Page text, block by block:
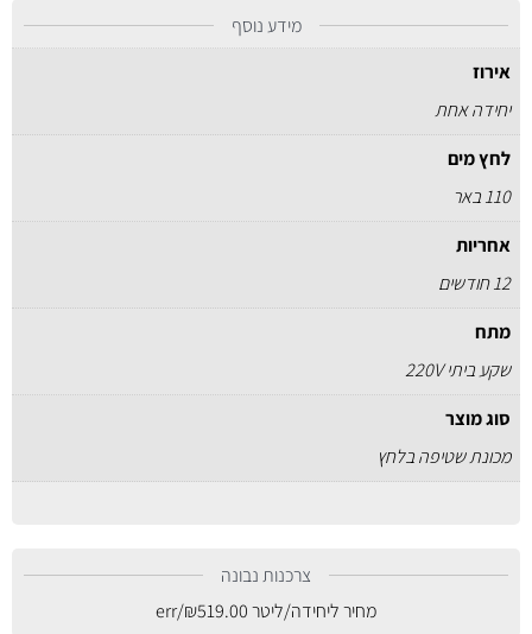
מידע נוסף
אירוז
יחידה אחת
לחץ מים
110 באר
אחריות
12 חודשים
מתח
שקע ביתי 220V
סוג מוצר
מכונת שטיפה בלחץ
צרכנות נבונה
מחיר ליחידה/ליטר
₪519.00
/err